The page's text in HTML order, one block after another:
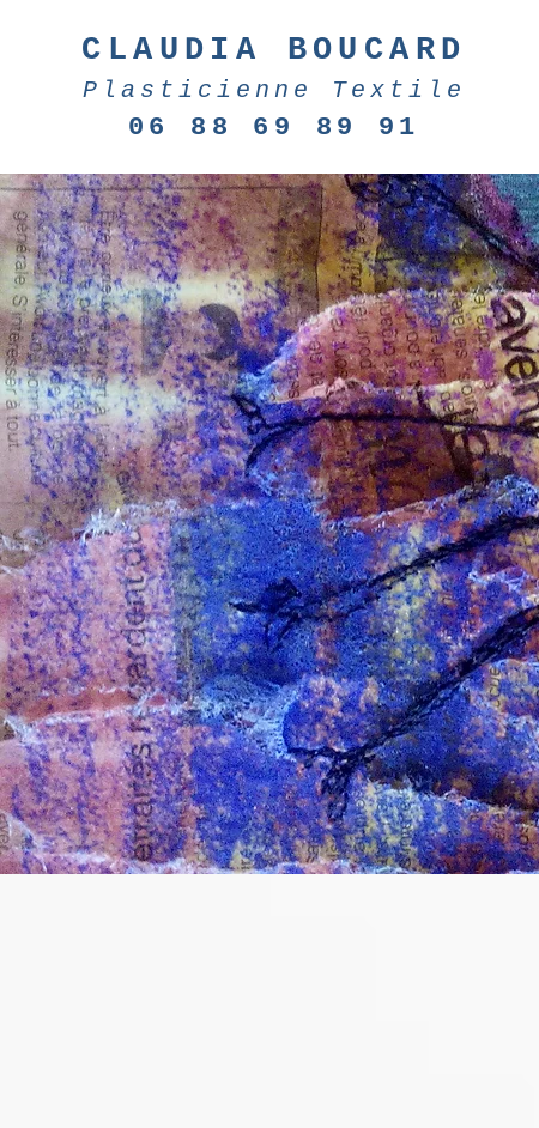
CLAUDIA BOUCARD
Plasticienne Textile
06 88 69 89 91